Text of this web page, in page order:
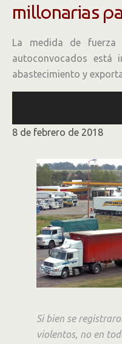
millonarias
La medida de fuerza
autoconvocados está
abastecimiento y
8 de febrero de 2018
Si bien se
violentos, no en